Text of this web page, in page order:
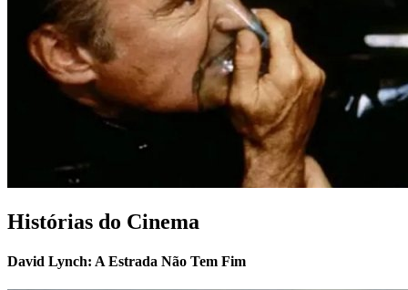
Histórias do Cinema
David Lynch: A Estrada Não Tem Fim